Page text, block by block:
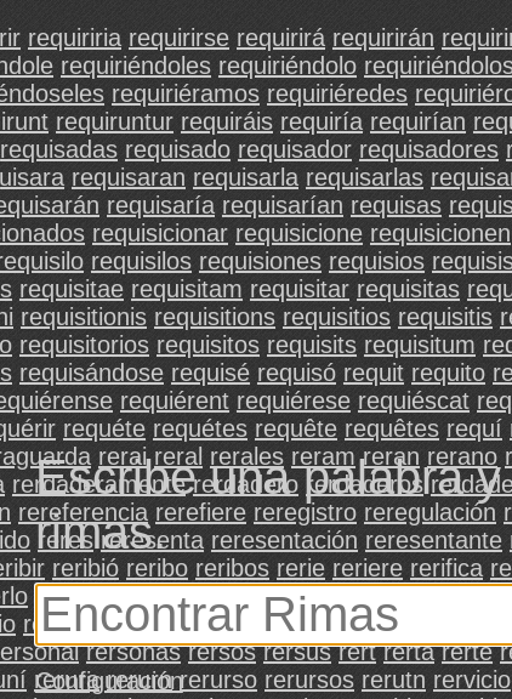
Escribe una palabra
rimas.
Configuración
requiriria requirirse requirirá requirirán
requiriéndoles requiriéndolo
requiriéramos requiriéredes
requiruntur requiráis requiría requirían
requisadas requisado requisador requisadores
requisaran requisarla requisarlas
requisaría requisarían requisas
requisicionar requisicione requisicionen
requisilos requisiones requisios
requisitae requisitam requisitar requisitas
requisitionis requisitions requisitios requisitis
requisitorios requisitos requisits requisitum
requisándose requisé requisó requit requito
requiérent requiérese requiéscat
requéte requétes requête requêtes requí
rerai reral rerales reram reran rerano
rerdaderamente rerdadero rerdaderos
rereferencia rerefiere reregistro reregulación
reres reresenta reresentación reresentante
reribió reribo reribos rerie reriere rerifica
rerlos rerma rerme rern
rerolución reron rerorma reros rerpecto
rersonas rersos rersus rert rerta rerte
rerura rerurn rerurso rerursos rerutn rervicio